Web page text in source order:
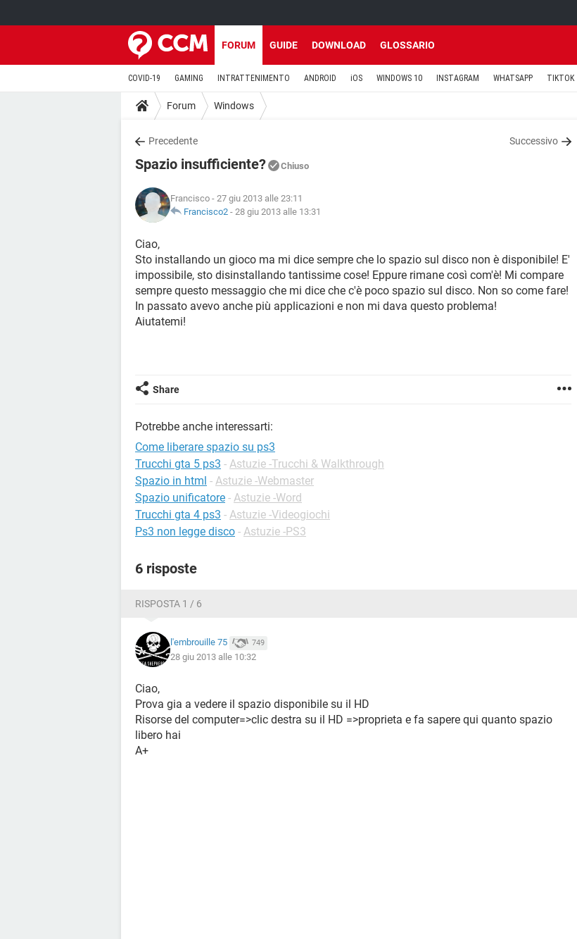
FORUM GUIDE DOWNLOAD GLOSSARIO
COVID-19 GAMING INTRATTENIMENTO ANDROID iOS WINDOWS 10 INSTAGRAM WHATSAPP TIKTOK
Forum Windows
Precedente Successivo
Spazio insufficiente? Chiuso
Francisco - 27 giu 2013 alle 23:11
Francisco2 - 28 giu 2013 alle 13:31
Ciao,
Sto installando un gioco ma mi dice sempre che lo spazio sul disco non è disponibile! E'
impossibile, sto disinstallando tantissime cose! Eppure rimane così com'è! Mi compare
sempre questo messaggio che mi dice che c'è poco spazio sul disco. Non so come fare!
In passato avevo anche più applicazioni e non mi dava questo problema!
Aiutatemi!
Share
Potrebbe anche interessarti:
Come liberare spazio su ps3
Trucchi gta 5 ps3 - Astuzie -Trucchi & Walkthrough
Spazio in html - Astuzie -Webmaster
Spazio unificatore - Astuzie -Word
Trucchi gta 4 ps3 - Astuzie -Videogiochi
Ps3 non legge disco - Astuzie -PS3
6 risposte
RISPOSTA 1 / 6
l'embrouille 75 749
28 giu 2013 alle 10:32
Ciao,
Prova gia a vedere il spazio disponibile su il HD
Risorse del computer=>clic destra su il HD =>proprieta e fa sapere qui quanto spazio
libero hai
A+